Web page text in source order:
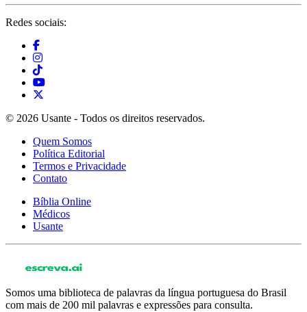
Redes sociais:
© 2026 Usante - Todos os direitos reservados.
Quem Somos
Política Editorial
Termos e Privacidade
Contato
Bíblia Online
Médicos
Usante
Somos uma biblioteca de palavras da língua portuguesa do Brasil
com mais de 200 mil palavras e expressões para consulta.